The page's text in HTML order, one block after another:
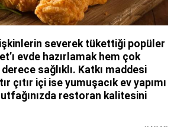
severek tükettiği popüler
evde hazırlamak hem çok
sağlıklı. Katkı maddesi
çıtır içi ise yumuşacık ev yapımı
restoran kalitesini